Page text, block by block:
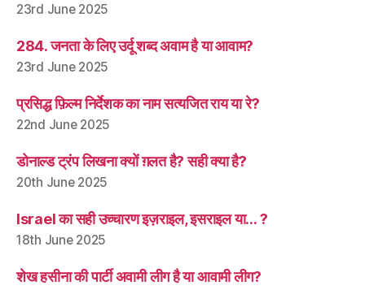
23rd June 2025
284. जनता के लिए उर्दू शब्द अवाम है या आवाम?
23rd June 2025
प्रसिद्ध फ़िल्म निर्देशक का नाम सत्यजित राय या रे?
22nd June 2025
डोनाल्ड ट्रंप लिखना क्यों ग़लत है? सही क्या है?
20th June 2025
Israel का सही उच्चारण इज़राइल, इसराइल या… ?
18th June 2025
शेख हसीना की पार्टी अवामी लीग है या आवामी लीग?